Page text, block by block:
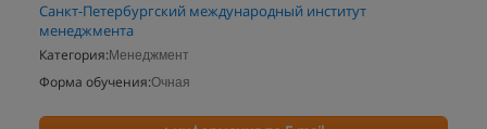
Санкт-Петербургский международный институт
менеджмента
Категория: Менеджмент
Форма обучения:Очная